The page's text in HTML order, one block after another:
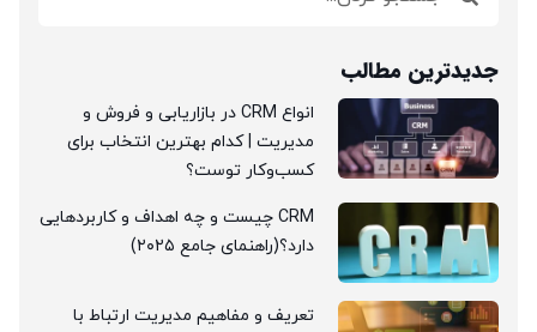
جدیدترین مطالب
انواع CRM در بازاریابی و فروش و
مدیریت | کدام بهترین انتخاب برای
کسب‌وکار توست؟
CRM چیست و چه اهداف و کاربردهایی
دارد؟(راهنمای جامع ۲۰۲۵)
تعریف و مفاهیم مدیریت ارتباط با